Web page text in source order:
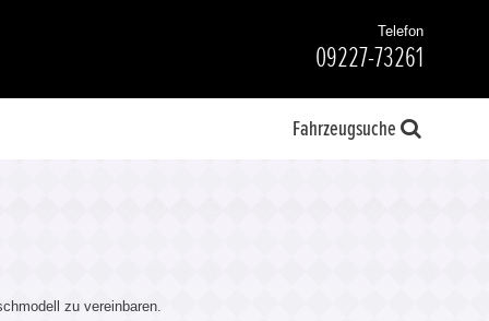
Telefon
09227-73261
Fahrzeugsuche
zu vereinbaren.